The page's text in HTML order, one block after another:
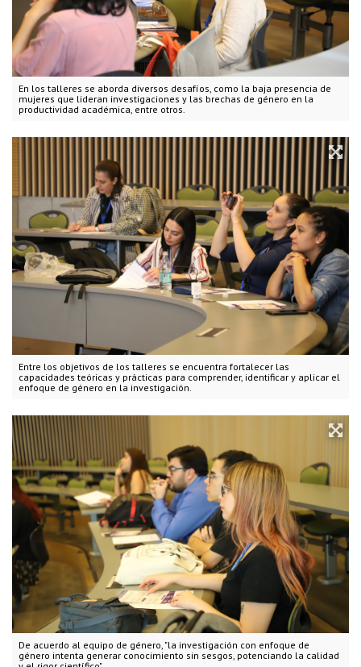
En los talleres se aborda diversos desafíos, como la baja presencia de
mujeres que lideran investigaciones y las brechas de género en la
productividad académica, entre otros.
Entre los objetivos de los talleres se encuentra fortalecer las
capacidades teóricas y prácticas para comprender, identificar y aplicar el
enfoque de género en la investigación.
De acuerdo al equipo de género, "la investigación con enfoque de
género intenta generar conocimiento sin sesgos, potenciando la calidad